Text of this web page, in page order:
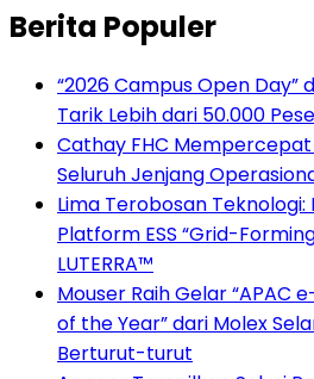
Berita Populer
“2026 Campus Open Day”
Tarik Lebih dari 50.000
Cathay FHC
Seluruh Jenjang
Lima Terobosan Teknologi:
Platform ESS “Grid-
LUTERRA™
Mouser Raih Gelar “APAC
of the Year” dari Molex
Berturut-turut